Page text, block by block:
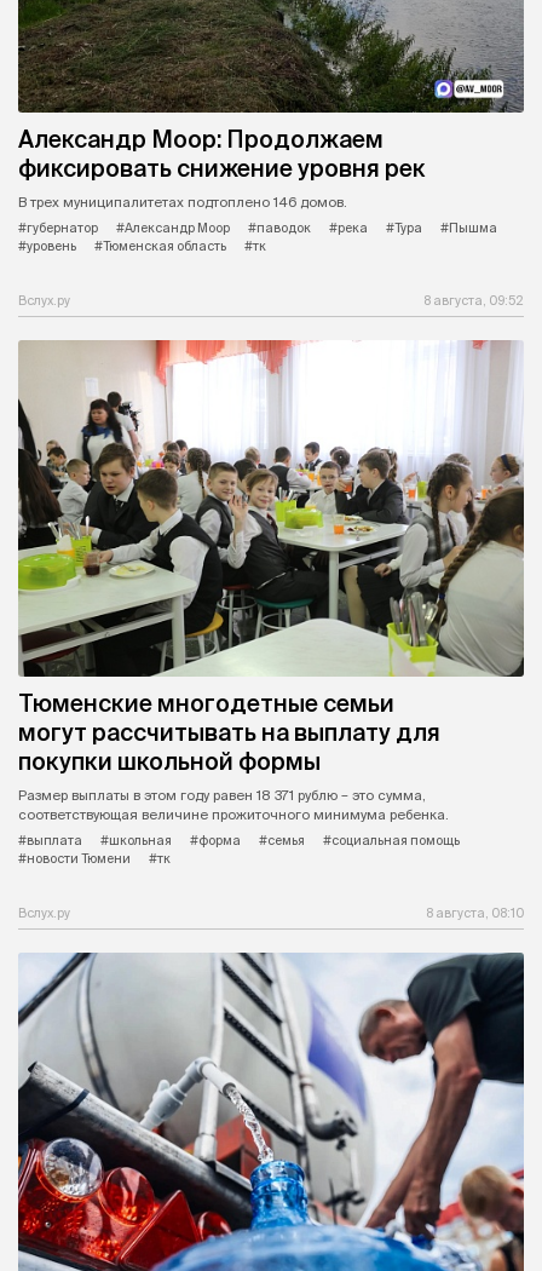
Александр Моор: Продолжаем
фиксировать снижение уровня рек
В трех муниципалитетах подтоплено 146 домов.
#губернатор
#Александр Моор #паводок #река #Тура
#Пышма
#уровень
#Тюменская область #тк
Вслух.ру 8 августа, 09:52
Тюменские многодетные семьи
могут рассчитывать на выплату для
покупки школьной формы
Размер выплаты в этом году равен 18 371 рублю – это сумма,
соответствующая величине прожиточного минимума ребенка.
#выплата
#школьная #форма #семья
#социальная помощь
#новости Тюмени
#тк
Вслух.ру 8 августа, 08:10